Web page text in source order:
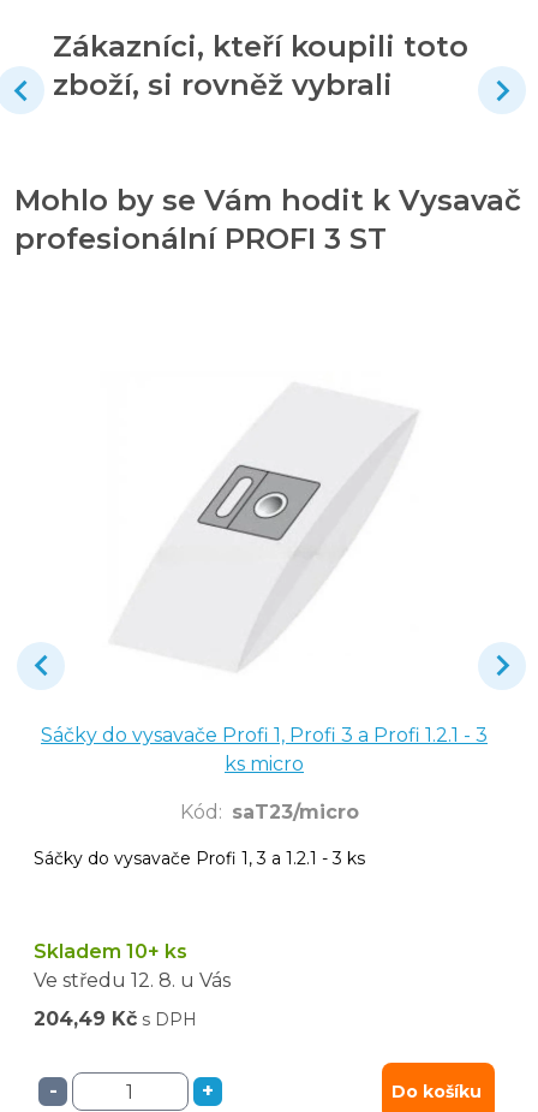
Zákazníci, kteří koupili toto
zboží, si rovněž vybrali
Mohlo by se Vám hodit k Vysavač
profesionální PROFI 3 ST
Sáčky do vysavače Profi 1, Profi 3 a Profi 1.2.1 - 3
ks micro
Kód : saT23/micro
Sáčky do vysavače Profi 1, 3 a 1.2.1 - 3 ks
Skladem 10+ ks
Ve středu 12. 8. u Vás
204,49 Kč s DPH
- + Do košíku